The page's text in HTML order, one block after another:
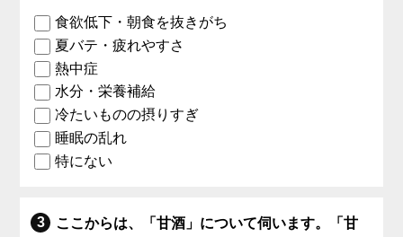
食欲低下・朝食を抜きがち
夏バテ・疲れやすさ
熱中症
水分・栄養補給
冷たいものの摂りすぎ
睡眠の乱れ
特にない
ここからは、「甘酒」について伺います。「甘